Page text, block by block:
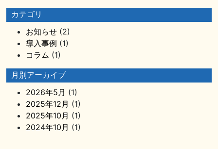
カテゴリ
お知らせ (2)
導入事例 (1)
コラム (1)
月別アーカイブ
2026年5月 (1)
2025年12月 (1)
2025年10月 (1)
2024年10月 (1)